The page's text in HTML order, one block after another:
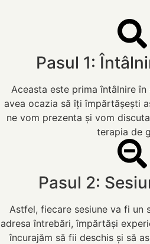
Pasul 1:
Aceasta este prima întâlnire în
avea ocazia să îți împărtășești
ne vom prezenta și vom
terapia de
Pasul 2:
Astfel, fiecare sesiune va fi un
adresa întrebări, împărtăși
încurajăm să fii deschis și să